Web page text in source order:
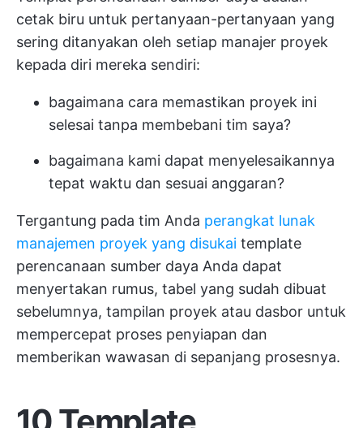
cetak biru untuk pertanyaan-pertanyaan yang
sering ditanyakan oleh setiap manajer proyek
kepada diri mereka sendiri:
bagaimana cara memastikan proyek ini
selesai tanpa membebani tim saya?
bagaimana kami dapat menyelesaikannya
tepat waktu dan sesuai anggaran?
Tergantung pada tim Anda perangkat lunak
manajemen proyek yang disukai template
perencanaan sumber daya Anda dapat
menyertakan rumus, tabel yang sudah dibuat
sebelumnya, tampilan proyek atau dasbor untuk
mempercepat proses penyiapan dan
memberikan wawasan di sepanjang prosesnya.